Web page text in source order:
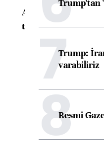
ABD'de konut
toparlandı
Trump'tan
7Trump:
varabiliriz
8
Resmi